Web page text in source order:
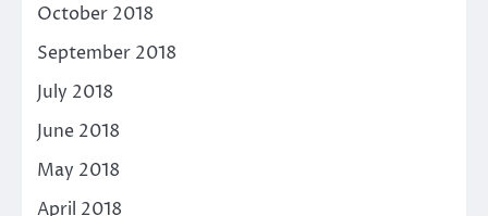
October 2018
September 2018
July 2018
June 2018
May 2018
April 2018